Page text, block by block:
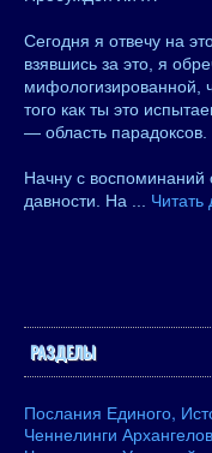
Сегодня я отвечу на
взявшись за это, я
мифологизированной,
того как ты это
— область парадоксов.
Начну с воспоминаний
давности. На
Читать
РАЗДЕЛЫ
Послания Единого,
Ченнелинги Архангелов